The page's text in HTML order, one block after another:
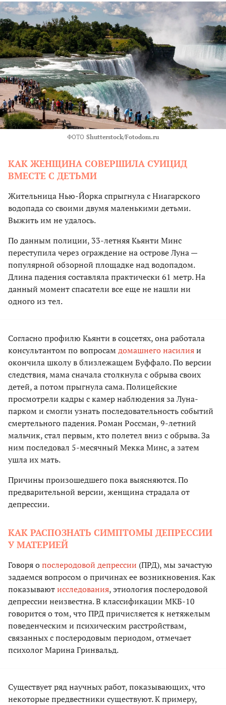
ФОТО Shutterstock/Fotodom.ru
КАК ЖЕНЩИНА СОВЕРШИЛА СУИЦИД
ВМЕСТЕ С ДЕТЬМИ
Жительница Нью-Йорка спрыгнула с Ниагарского
водопада со своими двумя маленькими детьми.
Выжить им не удалось.
По данным полиции, 33-летняя Кьянти Минс
переступила через ограждение на острове Луна —
популярной обзорной площадке над водопадом.
Длина падения составляла практически 61 метр. На
данный момент спасатели все еще не нашли ни
одного из тел.
Согласно профилю Кьянти в соцсетях, она работала
консультантом по вопросамдомашнего насилияи
окончила школу в близлежащем Буффало. По версии
следствия, мама сначала столкнула с обрыва своих
детей, а потом прыгнула сама. Полицейские
просмотрели кадры с камер наблюдения за Луна-
парком и смогли узнать последовательность событий
смертельного падения. Роман Россман, 9-летний
мальчик, стал первым, кто полетел вниз с обрыва. За
ним последовал 5-месячный Мекка Минс, а затем
ушла их мать.
Причины произошедшего пока выясняются. По
предварительной версии, женщина страдала от
депрессии.
КАК РАСПОЗНАТЬ СИМПТОМЫ ДЕПРЕССИИ
У МАТЕРИЕЙ
Говоря опослеродовой депрессии (ПРД), мы зачастую
задаемся вопросом о причинах ее возникновения. Как
показываютисследования, этиология послеродовой
депрессии неизвестна. В классификации МКБ-10
говорится о том, что ПРД причисляется к нетяжелым
поведенческим и психическим расстройствам,
связанных с послеродовым периодом, отмечает
психолог Марина Гринвальд.
Существует ряд научных работ, показывающих, что
некоторые предвестники существуют. К примеру,